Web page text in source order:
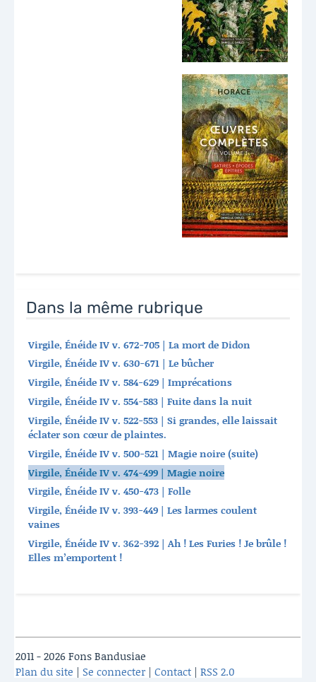
Dans la même rubrique
Virgile, Énéide IV v. 672-705 | La mort de Didon
Virgile, Énéide IV v. 630-671 | Le bûcher
Virgile, Énéide IV v. 584-629 | Imprécations
Virgile, Énéide IV v. 554-583 | Fuite dans la nuit
Virgile, Énéide IV v. 522-553 | Si grandes, elle laissait
éclater son cœur de plaintes.
Virgile, Énéide IV v. 500-521 | Magie noire (suite)
Virgile, Énéide IV v. 474-499 | Magie noire
Virgile, Énéide IV v. 450-473 | Folle
Virgile, Énéide IV v. 393-449 | Les larmes coulent
vaines
Virgile, Énéide IV v. 362-392 | Ah ! Les Furies ! Je brûle !
Elles m’emportent !
2011 - 2026 Fons Bandusiae
Plan du site | Se connecter | Contact | RSS 2.0